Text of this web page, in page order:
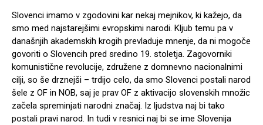
Slovenci imamo v zgodovini kar nekaj mejnikov, ki kažejo, da
smo med najstarejšimi evropskimi narodi. Kljub temu pa v
današnjih akademskih krogih prevladuje mnenje, da ni mogoče
govoriti o Slovencih pred sredino 19. stoletja. Zagovorniki
komunistične revolucije, združene z domnevno nacionalnimi
cilji, so še drznejši – trdijo celo, da smo Slovenci postali narod
šele z OF in NOB, saj je prav OF z aktivacijo slovenskih množic
začela spreminjati narodni značaj. Iz ljudstva naj bi tako
postali pravi narod. In tudi v resnici naj bi se ime Slovenija